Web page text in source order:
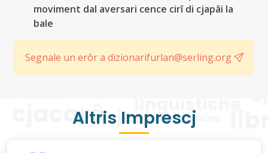
moviment dal aversari cence cirî di cjapâi la
bale
Segnale un erôr a dizionarifurlan@serling.org
Altris Imprescj